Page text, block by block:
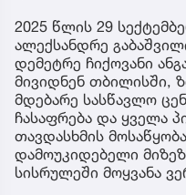
2025 წლის 29
ალექსანდრე
დემეტრე ჩიქოვანი
მივიდნენ თბილისში,
მდებარე სასწავლო
ჩასაფრება და ყველა
თავდასხმის
დამოუკიდებელი
სისრულეში მოყვანა